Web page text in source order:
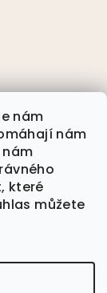
nám
nám
které
můžete